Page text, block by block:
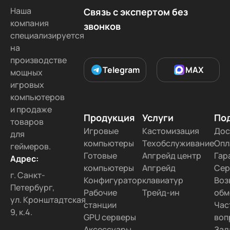
Наша
компания
специализируется
на
производстве
мощных
игровых
компьютеров
и продаже
товаров
для
геймеров.
Адрес:
г. Санкт-
Петербург,
ул. Кронштадтская
9, к.4.
Связь с экспертом без
звонков
Telegram MAX
Продукция
Игровые
компьютеры
Готовые
компьютеры
Конфигуратор
Рабочие
станции
GPU серверы
Услуги
Кастомизация
Техобслуживание
Апгрейд центр
Апгрейд
клавиатур
Трейд-ин